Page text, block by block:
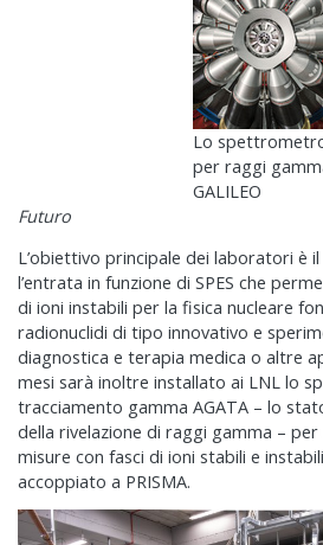
Lo
per raggi
GALILEO
Futuro
L’obiettivo principale dei laboratori è
l’entrata in funzione di SPES che
di ioni instabili per la fisica nucleare
radionuclidi di tipo innovativo e
diagnostica e terapia medica o altre
mesi sarà inoltre installato ai LNL lo
tracciamento gamma AGATA – lo
della rivelazione di raggi gamma – per
misure con fasci di ioni stabili e
accoppiato a PRISMA.